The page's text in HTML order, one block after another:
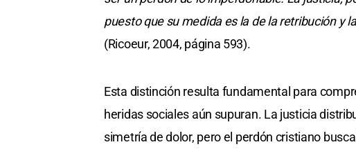
puesto que su medida es la de la retribución y
(Ricoeur, 2004, página 593).
Esta distinción resulta fundamental para
heridas sociales aún supuran. La justicia
simetría de dolor, pero el perdón cristiano